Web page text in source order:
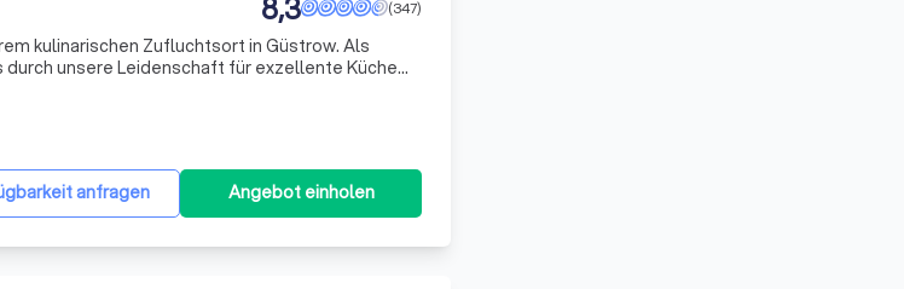
(347)
kulinarischen Zufluchtsort in Güstrow. Als
unsere Leidenschaft für exzellente Küche
anfragen Angebot einholen